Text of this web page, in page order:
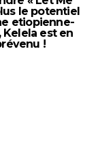
le potentiel
etiopienne-
Kelela est en
!